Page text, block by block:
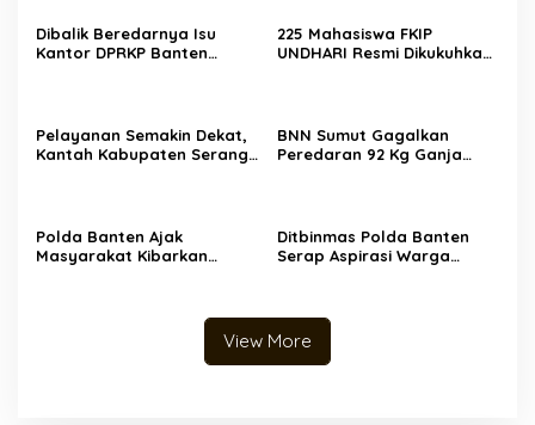
Dibalik Beredarnya Isu
Kantor DPRKP Banten
225 Mahasiswa FKIP
UNDHARI Resmi Dikukuhkan
Pelayanan Semakin Dekat,
Kantah Kabupaten Serang
di Desa Toyomerto
BNN Sumut Gagalkan
Peredaran 92 Kg Ganja
Polda Banten Ajak
Masyarakat Kibarkan
Ditbinmas Polda Banten
Serap Aspirasi Warga
View More